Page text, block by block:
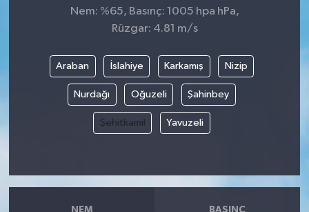
Nem: %65, Basınç: 1005 hpa hPa,
Rüzgar: 4.81 m/s
Araban İslahiye Karkamış Nizip
Nurdağı Oğuzeli Şahinbey
Şehitkamil Yavuzeli